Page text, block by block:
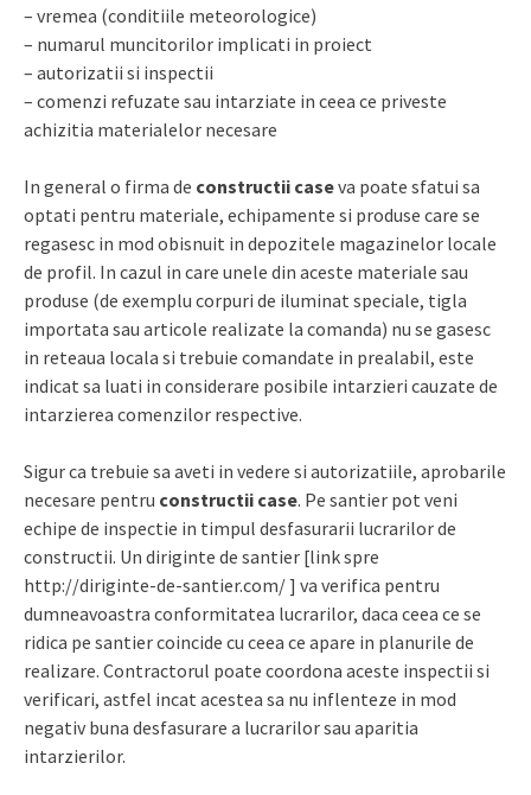
– vremea (conditiile meteorologice)
– numarul muncitorilor implicati in proiect
– autorizatii si inspectii
– comenzi refuzate sau intarziate in ceea ce priveste
achizitia materialelor necesare
In general o firma de constructii caseva poate sfatui sa
optati pentru materiale, echipamente si produse care se
regasesc in mod obisnuit in depozitele magazinelor locale
de profil. In cazul in care unele din aceste materiale sau
produse (de exemplu corpuri de iluminat speciale, tigla
importata sau articole realizate la comanda) nu se gasesc
in reteaua locala si trebuie comandate in prealabil, este
indicat sa luati in considerare posibile intarzieri cauzate de
intarzierea comenzilor respective.
Sigur ca trebuie sa aveti in vedere si autorizatiile, aprobarile
necesare pentru constructii case. Pe santier pot veni
echipe de inspectie in timpul desfasurarii lucrarilor de
constructii. Un diriginte de santier [link spre
http://diriginte-de-santier.com/ ] va verifica pentru
dumneavoastra conformitatea lucrarilor, daca ceea ce se
ridica pe santier coincide cu ceea ce apare in planurile de
realizare. Contractorul poate coordona aceste inspectii si
verificari, astfel incat acestea sa nu inflenteze in mod
negativ buna desfasurare a lucrarilor sau aparitia
intarzierilor.